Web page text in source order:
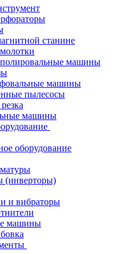
станине
машины
машины
пылесосы
машины
оборудование
(инверторы)
и вибраторы
машины